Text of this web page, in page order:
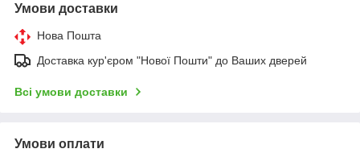
Умови доставки
Нова Пошта
Доставка кур'єром "Нової Пошти" до Ваших дверей
Всі умови доставки
Умови оплати